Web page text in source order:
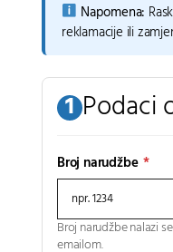
Napomena:
reklamacije ili
1 Podaci
Broj narudžbe *
Broj narudžbe nalazi
emailom.